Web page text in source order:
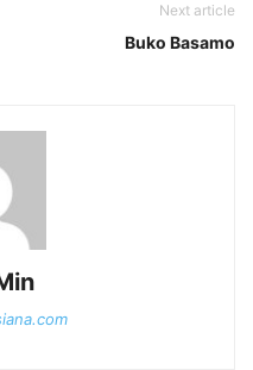
Next article
Buko Basamo